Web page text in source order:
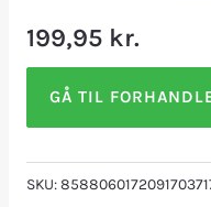
199,95 kr.
GÅ TIL
SKU: